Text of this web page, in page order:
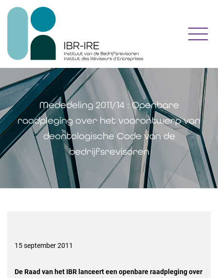
Mededeling 2011/14 : Openbare
raadpleging over het voorontwerp van
deontologische Code van de
bedrijfsrevisoren
15 september 2011
De Raad van het IBR lanceert een openbare raadpleging over